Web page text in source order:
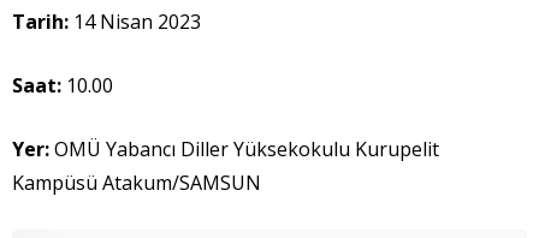
Tarih: 14 Nisan 2023
Saat: 10.00
Yer:OMÜ Yabancı Diller Yüksekokulu Kurupelit
Kampüsü Atakum/SAMSUN